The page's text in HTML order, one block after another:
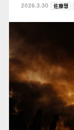
2026.3.30 佐藤慧